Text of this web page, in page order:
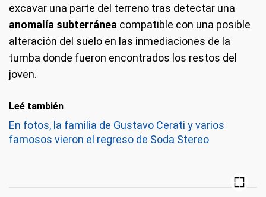
excavar una parte del terreno tras detectar una
anomalía subterránea compatible con una posible
alteración del suelo en las inmediaciones de la
tumba donde fueron encontrados los restos del
joven.
Leé también
En fotos, la familia de Gustavo Cerati y varios
famosos vieron el regreso de Soda Stereo